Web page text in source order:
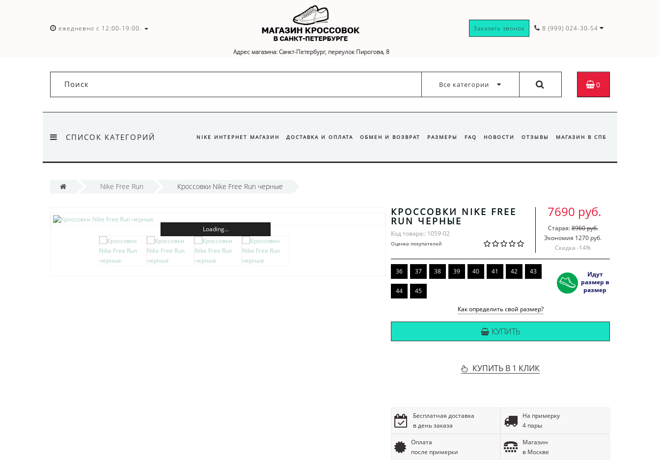
ежедневно с 12:00-19:00.
Адрес магазина: Санкт-Петербург, переулок Пирогова, 8
Заказать звонок 8 (999) 024-30-54
Все категории 0
СПИСОК КАТЕГОРИЙ NIKE ИНТЕРНЕТ МАГАЗИН ДОСТАВКА И ОПЛАТА ОБМЕН И ВОЗВРАТ РАЗМЕРЫ FAQ НОВОСТИ ОТЗЫВЫ МАГАЗИН В СПБ
Nike Free Run Кроссовки Nike Free Run черные
Loading...
КРОССОВКИ NIKE FREE
RUN ЧЕРНЫЕ
Код товара:: 1059-02
Оценка покупателей
7690 руб.
Старая:8960 руб.
Экономия 1270 руб.
Скидка -14%
36 37 38 39 40 41 42 43
44 45
Идут
размер в
размер
Как определить свой размер?
КУПИТЬ
КУПИТЬ В 1 КЛИК
Бесплатная доставка
в день заказа
На примерку
4 пары
Оплата
после примерки
Магазин
в Москве